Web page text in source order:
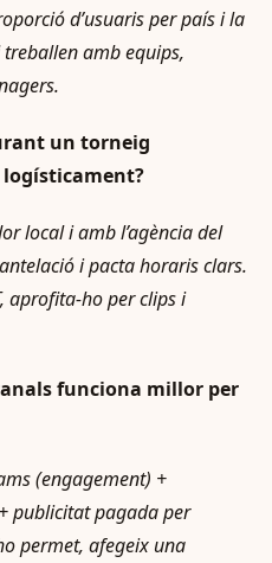
d’usuaris per país i la
amb equips,
un torneig
local i amb l’agència del
i pacta horaris clars.
aprofita-ho per clips i
funciona millor per
(engagement) +
publicitat pagada per
permet, afegeix una